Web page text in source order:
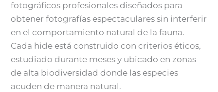
fotográficos profesionales diseñados para
obtener fotografías espectaculares sin interferir
en el comportamiento natural de la fauna.
Cada hide está construido con criterios éticos,
estudiado durante meses y ubicado en zonas
de alta biodiversidad donde las especies
acuden de manera natural.